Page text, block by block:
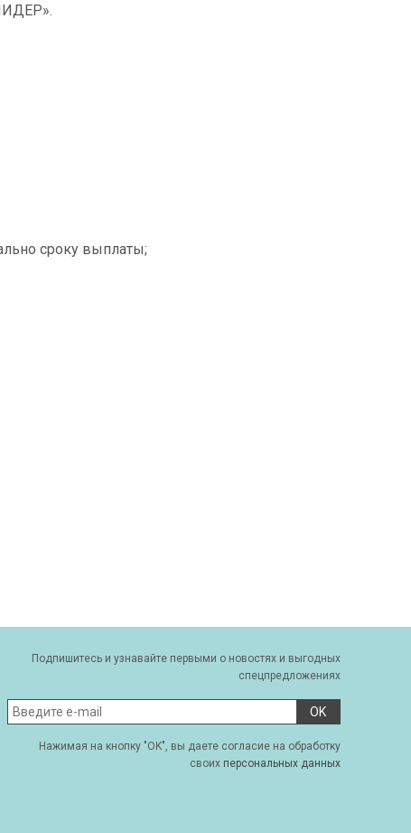
сроку выплаты;
Подпишитесь и узнавайте первыми о новостях и выгодных
спецпредложениях
OK
Нажимая на кнопку "OK", вы даете согласие на обработку
своих персональных данных